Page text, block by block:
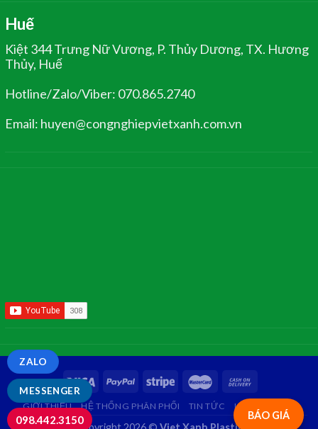
Huế
Kiệt 344 Trưng Nữ Vương, P. Thủy Dương, TX. Hương
Thủy, Huế
Hotline/Zalo/Viber: 070.865.2740
Email: huyen@congnghiepvietxanh.com.vn
BÁO GIÁ
GIỚI THIỆU HỆ THỐNG PHÂN PHỐI TIN TỨC LIÊN HỆ
MESSENGER
ZALO
098.442.3150